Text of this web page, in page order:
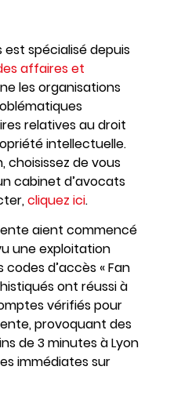
est spécialisé depuis
affaires et
les organisations
relatives au droit
intellectuelle.
choisissez de vous
cabinet d’avocats
cliquez ici.
aient commencé
une exploitation
d’accès « Fan
ont réussi à
vérifiés pour
provoquant des
de 3 minutes à Lyon
immédiates sur